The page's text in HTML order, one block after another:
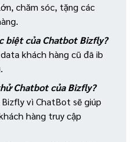
chăm sóc, tặng các
biệt của Chatbot Bizfly?
khách hàng cũ đã ib
Chatbot của Bizfly?
vì ChatBot sẽ giúp
hàng truy cập